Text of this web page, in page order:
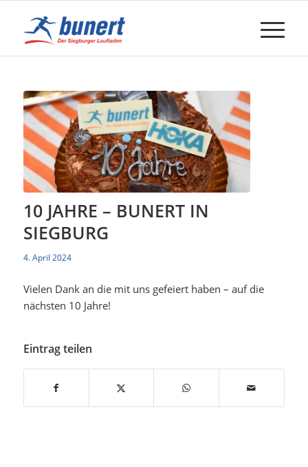
10 JAHRE – BUNERT IN
SIEGBURG
4. April 2024
Vielen Dank an die mit uns gefeiert haben – auf die
nächsten 10 Jahre!
Eintrag teilen